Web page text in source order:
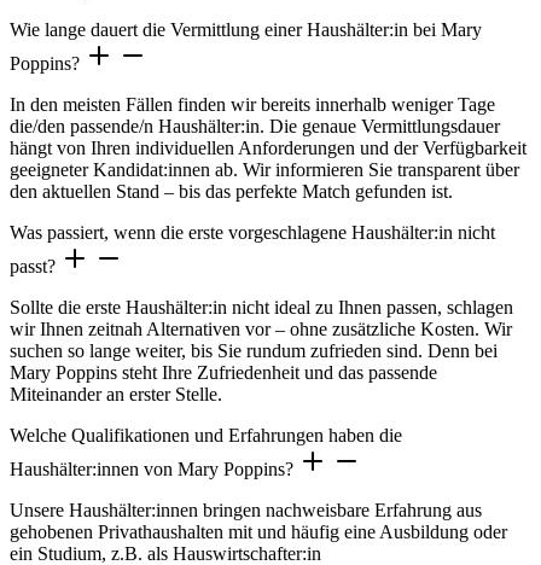
Wie lange dauert die Vermittlung einer Haushälter:in bei Mary
Poppins?
In den meisten Fällen finden wir bereits innerhalb weniger Tage
die/den passende/n Haushälter:in. Die genaue Vermittlungsdauer
hängt von Ihren individuellen Anforderungen und der Verfügbarkeit
geeigneter Kandidat:innen ab. Wir informieren Sie transparent über
den aktuellen Stand – bis das perfekte Match gefunden ist.
Was passiert, wenn die erste vorgeschlagene Haushälter:in nicht
passt?
Sollte die erste Haushälter:in nicht ideal zu Ihnen passen, schlagen
wir Ihnen zeitnah Alternativen vor – ohne zusätzliche Kosten. Wir
suchen so lange weiter, bis Sie rundum zufrieden sind. Denn bei
Mary Poppins steht Ihre Zufriedenheit und das passende
Miteinander an erster Stelle.
Welche Qualifikationen und Erfahrungen haben die
Haushälter:innen von Mary Poppins?
Unsere Haushälter:innen bringen nachweisbare Erfahrung aus
gehobenen Privathaushalten mit und häufig eine Ausbildung oder
ein Studium, z.B. als Hauswirtschafter:in